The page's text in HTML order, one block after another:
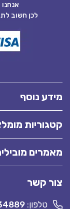
לכן חשוב
מידע נוסף
קטגוריות
מאמרים
צור קשר
טלפון: